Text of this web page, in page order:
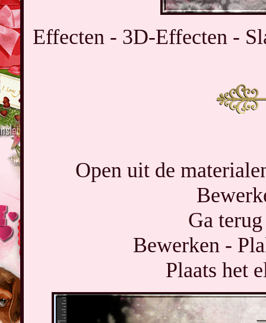
Effecten - 3D-Effecten -
Open uit de
Ga
Bewerken -
Plaats het